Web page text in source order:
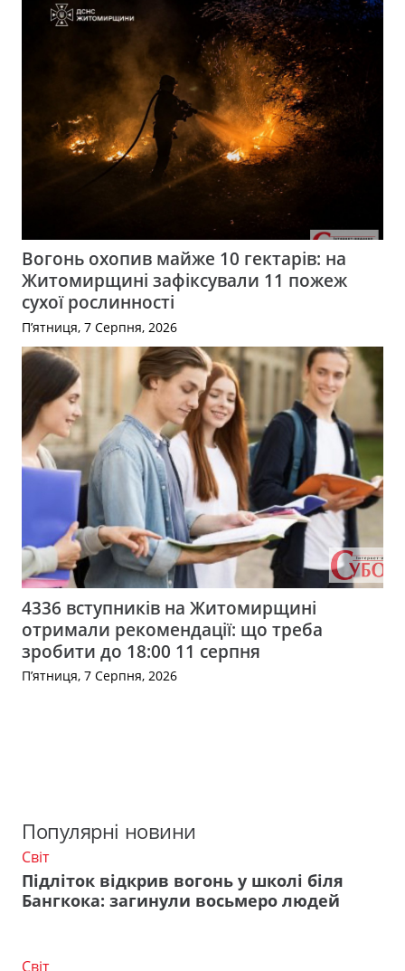
Вогонь охопив майже 10 гектарів: на
Житомирщині зафіксували 11 пожеж
сухої рослинності
П’ятниця, 7 Серпня, 2026
4336 вступників на Житомирщині
отримали рекомендації: що треба
зробити до 18:00 11 серпня
П’ятниця, 7 Серпня, 2026
Популярні новини
Світ
Підліток відкрив вогонь у школі біля
Бангкока: загинули восьмеро людей
Світ